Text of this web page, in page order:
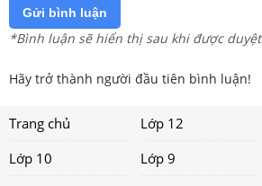
Gửi bình luận
*Bình luận sẽ hiển thị sau khi được duyệt
Hãy trở thành người đầu tiên bình luận!
Trang chủ Lớp 12
Lớp 10
Lớp 9